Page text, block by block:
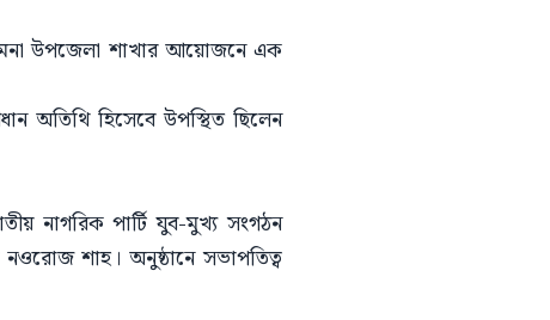
উপজেলা শাখার আয়োজনে এক
অতিথি হিসেবে উপস্থিত ছিলেন
নাগরিক পার্টি যুব-মুখ্য সংগঠন
নওরোজ শাহ। অনুষ্ঠানে সভাপতিত্ব